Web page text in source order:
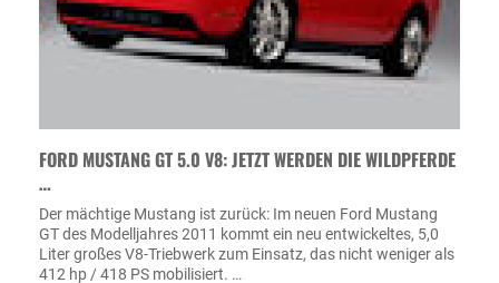
FORD MUSTANG GT 5.0 V8: JETZT WERDEN DIE WILDPFERDE
…
Der mächtige Mustang ist zurück: Im neuen Ford Mustang
GT des Modelljahres 2011 kommt ein neu entwickeltes, 5,0
Liter großes V8-Triebwerk zum Einsatz, das nicht weniger als
412 hp / 418 PS mobilisiert. …